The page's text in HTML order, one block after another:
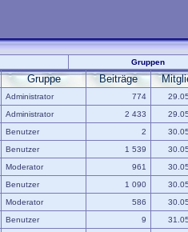
Gruppen
Gruppe Beiträge
Administrator 774
Administrator 2 433
Benutzer 2
Benutzer 1 539
Moderator 961
Benutzer 1 090
Moderator 586
Benutzer 9